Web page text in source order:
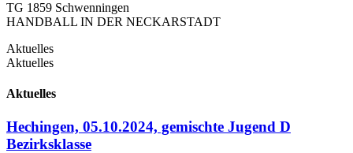
TG 1859 Schwenningen​
HANDBALL IN DER NECKARSTADT
Aktuelles
Aktuelles
Aktuelles
Hechingen, 05.10.2024, gemischte Jugend D
Bezirksklasse